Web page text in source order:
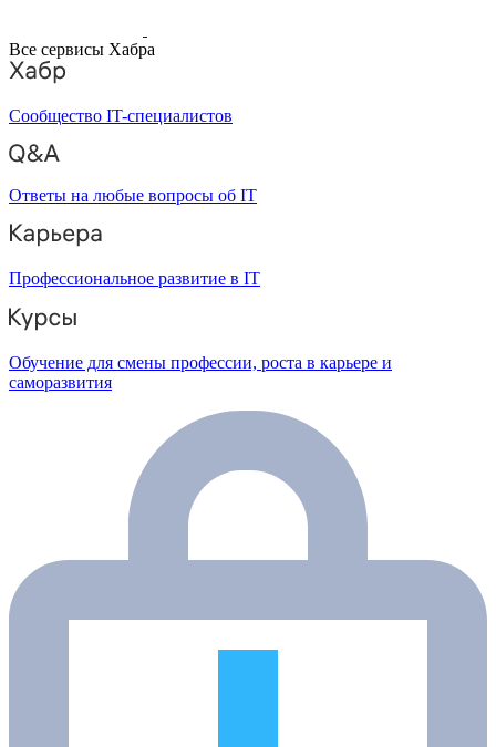
Все сервисы Хабра
Сообщество IT-специалистов
Ответы на любые вопросы об IT
Профессиональное развитие в IT
Обучение для смены профессии, роста в карьере и
саморазвития